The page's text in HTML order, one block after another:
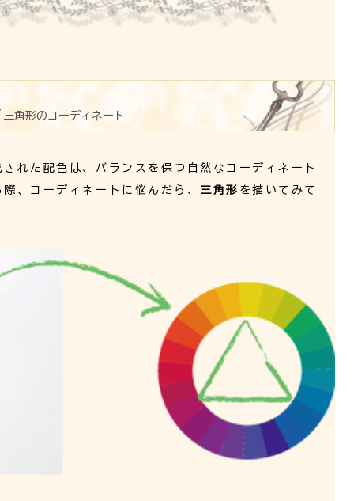
三角形のコーディネート
れた配色は、バランスを保つ自然なコーディネート
、コーディネートに悩んだら、
三角形 を描いてみて